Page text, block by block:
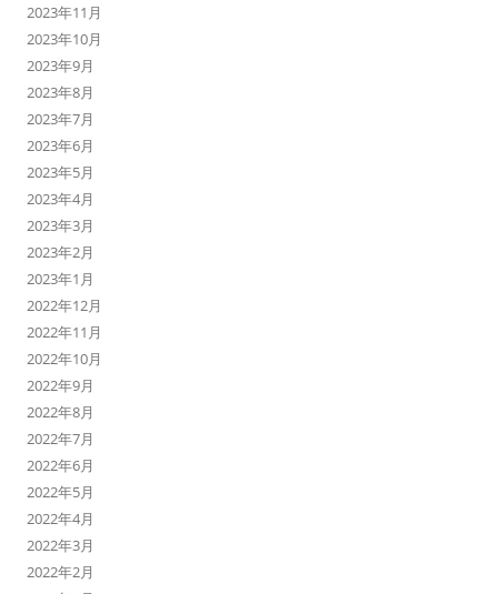
2023年11月
2023年10月
2023年9月
2023年8月
2023年7月
2023年6月
2023年5月
2023年4月
2023年3月
2023年2月
2023年1月
2022年12月
2022年11月
2022年10月
2022年9月
2022年8月
2022年7月
2022年6月
2022年5月
2022年4月
2022年3月
2022年2月